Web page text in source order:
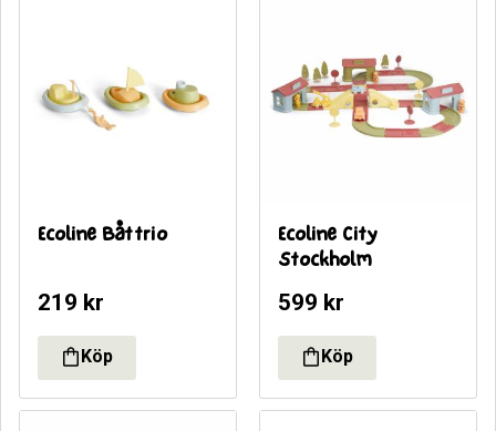
Ecoline Båttrio
219 kr
Ecoline City
Stockholm
599 kr